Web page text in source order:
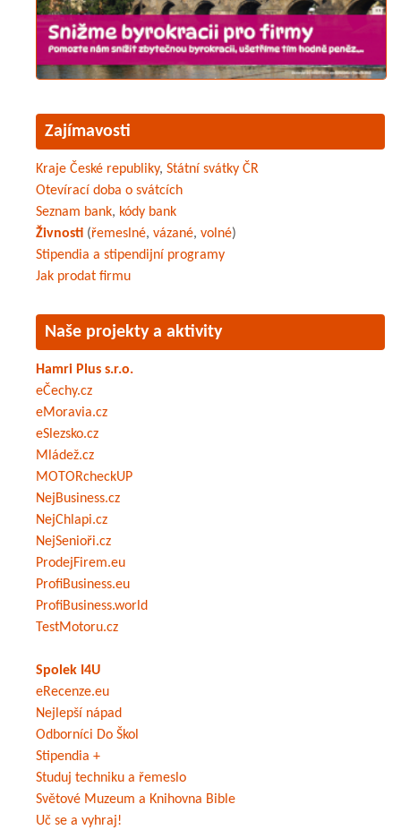
Zajímavosti
Kraje České republiky, Státní svátky ČR
Otevírací doba o svátcích
Seznam bank, kódy bank
Živnosti (řemeslné, vázané, volné)
Stipendia a stipendijní programy
Jak prodat firmu
Naše projekty a aktivity
Hamri Plus s.r.o.
eČechy.cz
eMoravia.cz
eSlezsko.cz
Mládež.cz
MOTORcheckUP
NejBusiness.cz
NejChlapi.cz
NejSenioři.cz
ProdejFirem.eu
ProfiBusiness.eu
ProfiBusiness.world
TestMotoru.cz
Spolek I4U
eRecenze.eu
Nejlepší nápad
Odborníci Do Škol
Stipendia +
Studuj techniku a řemeslo
Světové Muzeum a Knihovna Bible
Uč se a vyhraj!